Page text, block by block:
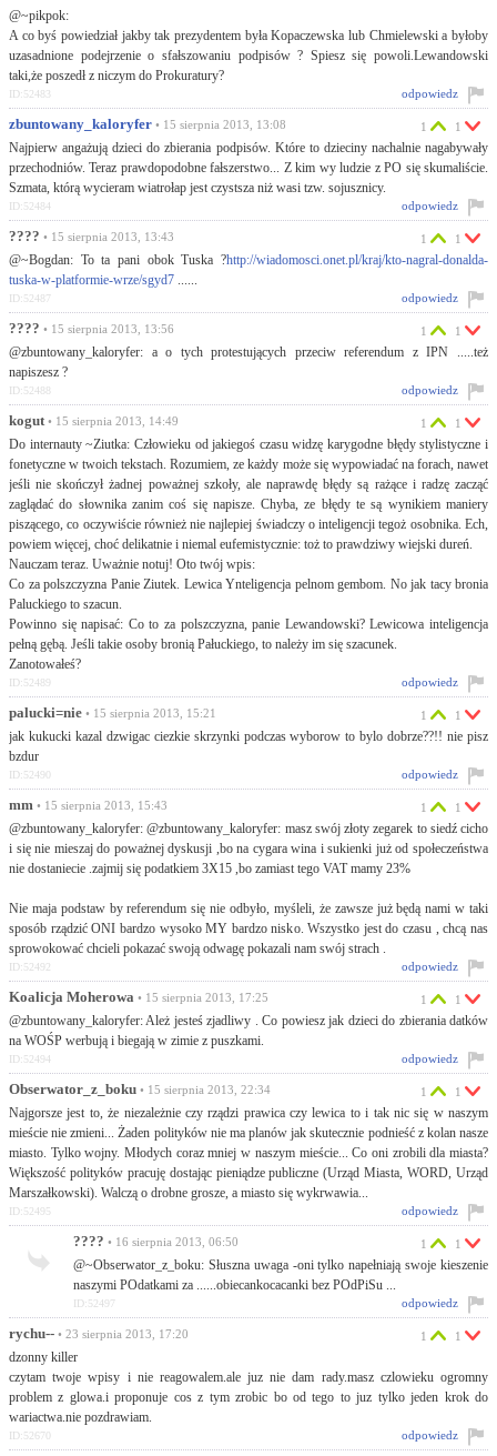
@~pikpok:
A co byś powiedział jakby tak prezydentem była Kopaczewska lub Chmielewski a byłoby
uzasadnione podejrzenie o sfałszowaniu podpisów ? Spiesz się powoli.Lewandowski
taki,że poszedł z niczym do Prokuratury?
odpowiedz
ID:52483
zbuntowany_kaloryfer • 15 sierpnia 2013, 13:08
Najpierw angażują dzieci do zbierania podpisów. Które to dzieciny nachalnie nagabywały
przechodniów. Teraz prawdopodobne fałszerstwo... Z kim wy ludzie z PO się skumaliście.
Szmata, którą wycieram wiatrołap jest czystsza niż wasi tzw. sojusznicy.
1 1
odpowiedz
ID:52484
???? • 15 sierpnia 2013, 13:43
@~Bogdan: To ta pani obok Tuska ?http://wiadomosci.onet.pl/kraj/kto-nagral-donalda-
tuska-w-platformie-wrze/sgyd7 ......
1 1
odpowiedz
ID:52487
???? • 15 sierpnia 2013, 13:56
@zbuntowany_kaloryfer: a o tych protestujących przeciw referendum z IPN .....też
napiszesz ?
1 1
odpowiedz
ID:52488
kogut • 15 sierpnia 2013, 14:49
Do internauty ~Ziutka: Człowieku od jakiegoś czasu widzę karygodne błędy stylistyczne i
fonetyczne w twoich tekstach. Rozumiem, ze każdy może się wypowiadać na forach, nawet
jeśli nie skończył żadnej poważnej szkoły, ale naprawdę błędy są rażące i radzę zacząć
zaglądać do słownika zanim coś się napisze. Chyba, ze błędy te są wynikiem maniery
piszącego, co oczywiście również nie najlepiej świadczy o inteligencji tegoż osobnika. Ech,
powiem więcej, choć delikatnie i niemal eufemistycznie: toż to prawdziwy wiejski dureń.
Nauczam teraz. Uważnie notuj! Oto twój wpis:
Co za polszczyzna Panie Ziutek. Lewica Ynteligencja pelnom gembom. No jak tacy bronia
Paluckiego to szacun.
Powinno się napisać: Co to za polszczyzna, panie Lewandowski? Lewicowa inteligencja
pełną gębą. Jeśli takie osoby bronią Pałuckiego, to należy im się szacunek.
Zanotowałeś?
1 1
odpowiedz
ID:52489
palucki=nie • 15 sierpnia 2013, 15:21
jak kukucki kazal dzwigac ciezkie skrzynki podczas wyborow to bylo dobrze??!! nie pisz
bzdur
1 1
odpowiedz
ID:52490
mm • 15 sierpnia 2013, 15:43
@zbuntowany_kaloryfer: @zbuntowany_kaloryfer: masz swój złoty zegarek to siedź cicho
i się nie mieszaj do poważnej dyskusji ,bo na cygara wina i sukienki już od społeczeństwa
nie dostaniecie .zajmij się podatkiem 3X15 ,bo zamiast tego VAT mamy 23%
Nie maja podstaw by referendum się nie odbyło, myśleli, że zawsze już będą nami w taki
sposób rządzić ONI bardzo wysoko MY bardzo nisko. Wszystko jest do czasu , chcą nas
sprowokować chcieli pokazać swoją odwagę pokazali nam swój strach .
1 1
odpowiedz
ID:52492
Koalicja Moherowa • 15 sierpnia 2013, 17:25
@zbuntowany_kaloryfer: Ależ jesteś zjadliwy . Co powiesz jak dzieci do zbierania datków
na WOŚP werbują i biegają w zimie z puszkami.
1 1
odpowiedz
ID:52494
Obserwator_z_boku • 15 sierpnia 2013, 22:34
Najgorsze jest to, że niezależnie czy rządzi prawica czy lewica to i tak nic się w naszym
mieście nie zmieni... Żaden polityków nie ma planów jak skutecznie podnieść z kolan nasze
miasto. Tylko wojny. Młodych coraz mniej w naszym mieście... Co oni zrobili dla miasta?
Większość polityków pracuję dostając pieniądze publiczne (Urząd Miasta, WORD, Urząd
Marszałkowski). Walczą o drobne grosze, a miasto się wykrwawia...
1 1
odpowiedz
ID:52495
???? • 16 sierpnia 2013, 06:50
@~Obserwator_z_boku: Słuszna uwaga -oni tylko napełniają swoje kieszenie
naszymi POdatkami za ......obiecankocacanki bez POdPiSu ...
1 1
odpowiedz
ID:52497
rychu-- • 23 sierpnia 2013, 17:20
dzonny killer
czytam twoje wpisy i nie reagowalem.ale juz nie dam rady.masz czlowieku ogromny
problem z glowa.i proponuje cos z tym zrobic bo od tego to juz tylko jeden krok do
wariactwa.nie pozdrawiam.
1 1
odpowiedz
ID:52670